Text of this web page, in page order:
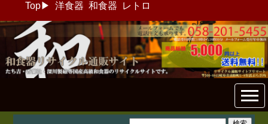
Top▶ 洋食器 和食器 レトロ
和食器リサイクル通販専門店
フリマート